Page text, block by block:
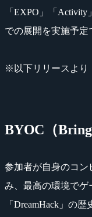
「EXPO」「
での展開を実施予定
※以下リリースより
BYOC（Bring
参加者が自身のコン
み、最高の環境でゲ
「DreamHack」の